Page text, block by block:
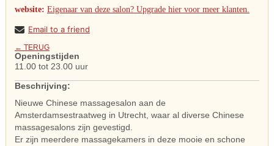
website: Eigenaar van deze salon? Upgrade hier voor meer klanten.
Email to a friend
← TERUG
Openingstijden
11.00 tot 23.00 uur
Beschrijving:
Nieuwe Chinese massagesalon aan de
Amsterdamsestraatweg in Utrecht, waar al diverse Chinese
massagesalons zijn gevestigd.
Er zijn meerdere massagekamers in deze mooie en schone